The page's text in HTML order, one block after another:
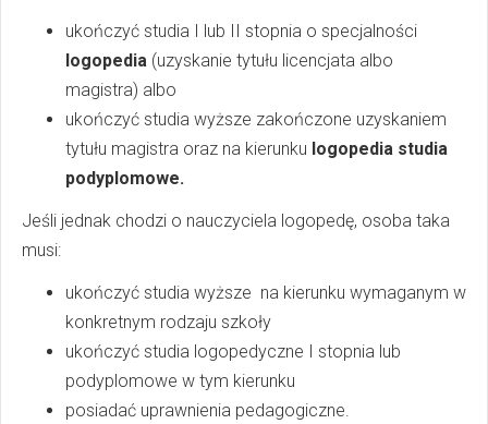
ukończyć studia I lub II stopnia o specjalności
logopedia (uzyskanie tytułu licencjata albo
magistra) albo
ukończyć studia wyższe zakończone uzyskaniem
tytułu magistra oraz na kierunku logopedia studia
podyplomowe.
Jeśli jednak chodzi o nauczyciela logopedę, osoba taka
musi:
ukończyć studia wyższe na kierunku wymaganym w
konkretnym rodzaju szkoły
ukończyć studia logopedyczne I stopnia lub
podyplomowe w tym kierunku
posiadać uprawnienia pedagogiczne.